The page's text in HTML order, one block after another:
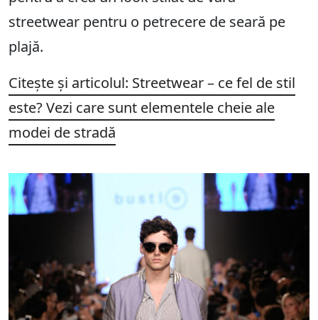
streetwear pentru o petrecere de seară pe
plajă.
Citește și articolul: Streetwear – ce fel de stil
este? Vezi care sunt elementele cheie ale
modei de stradă